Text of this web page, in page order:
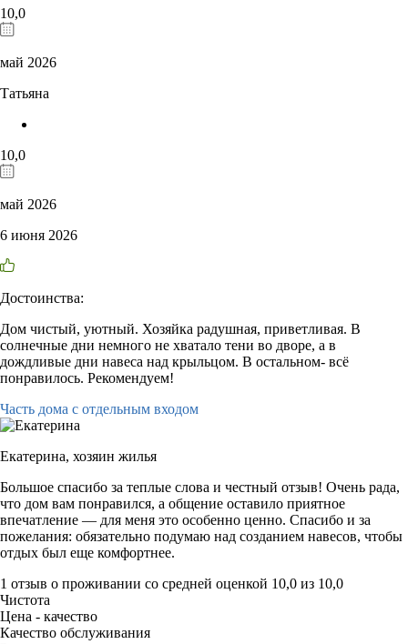
10,0
май 2026
Татьяна
10,0
май 2026
6 июня 2026
Достоинства:
Дом чистый, уютный. Хозяйка радушная, приветливая. В
солнечные дни немного не хватало тени во дворе, а в
дождливые дни навеса над крыльцом. В остальном- всё
понравилось. Рекомендуем!
Часть дома с отдельным входом
Екатерина, хозяин жилья
Большое спасибо за теплые слова и честный отзыв! Очень рада,
что дом вам понравился, а общение оставило приятное
впечатление — для меня это особенно ценно. Спасибо и за
пожелания: обязательно подумаю над созданием навесов, чтобы
отдых был еще комфортнее.
1 отзыв о проживании со средней оценкой 10,0 из 10,0
Чистота
Цена - качество
Качество обслуживания